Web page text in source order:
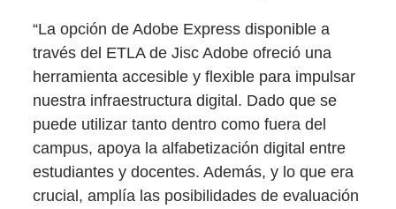
“La opción de Adobe Express disponible a
través del ETLA de Jisc Adobe ofreció una
herramienta accesible y flexible para impulsar
nuestra infraestructura digital. Dado que se
puede utilizar tanto dentro como fuera del
campus, apoya la alfabetización digital entre
estudiantes y docentes. Además, y lo que era
crucial, amplía las posibilidades de evaluación